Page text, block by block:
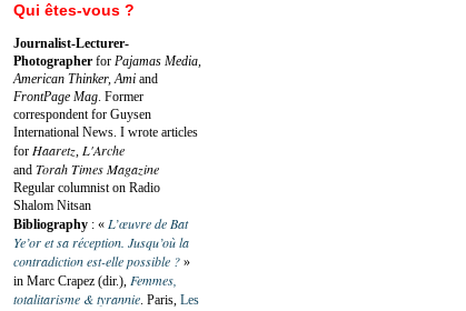
Qui êtes-vous ?
Journalist-Lecturer-
Photographer for Pajamas Media,
American Thinker, Ami and
FrontPage Mag. Former
correspondent for Guysen
International News. I wrote articles
for Haaretz, L'Arche
and Torah Times Magazine
Regular columnist on Radio
Shalom Nitsan
Bibliography : « L’œuvre de Bat
Ye’or et sa réception. Jusqu’où la
contradiction est-elle possible ? »
in Marc Crapez (dir.), Femmes,
totalitarisme & tyrannie. Paris, Les